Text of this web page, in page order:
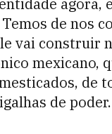
agora,
de nos
vai construir
mexicano,
de
de poder.